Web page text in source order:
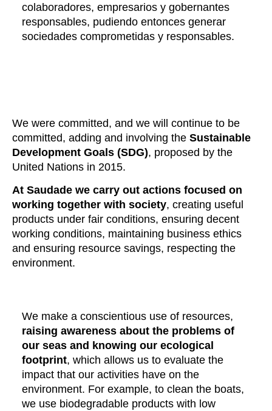
colaboradores, empresarios y gobernantes
responsables, pudiendo entonces generar
sociedades comprometidas y responsables.
We were committed, and we will continue to be
committed, adding and involving the Sustainable
Development Goals (SDG), proposed by the
United Nations in 2015.
At Saudade we carry out actions focused on
working together with society, creating useful
products under fair conditions, ensuring decent
working conditions, maintaining business ethics
and ensuring resource savings, respecting the
environment.
We make a conscientious use of resources,
raising awareness about the problems of
our seas and knowing our ecological
footprint, which allows us to evaluate the
impact that our activities have on the
environment. For example, to clean the boats,
we use biodegradable products with low